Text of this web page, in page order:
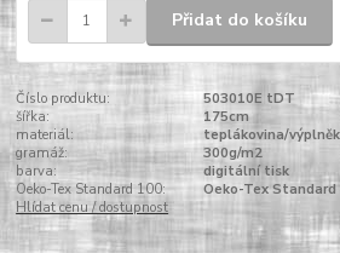
Přidat do košíku
Číslo produktu:
503010E tDT
šířka:
175cm
materiál:
teplákovina/
gramáž:
300g/m2
barva:
digitální tisk
Oeko-Tex Standard 100:
Oeko-Tex Standard
Hlídat cenu / dostupnost